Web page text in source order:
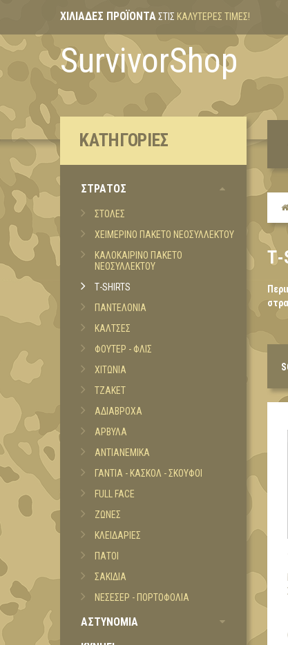
ΧΙΛΙΆΔΕΣ ΠΡΟΪΌΝΤΑΣΤΙΣ ΚΑΛΎΤΕΡΕΣ ΤΙΜΈΣ!
SurvivorShop
ΚΑΤΗΓΟΡΊΕΣ
ΣΤΡΑΤΟΣ
ΣΤΟΛΕΣ
ΧΕΙΜΕΡΙΝΟ ΠΑΚΕΤΟ ΝΕΟΣΥΛΛΕΚΤΟΥ
ΚΑΛΟΚΑΙΡΙΝΟ ΠΑΚΕΤΟ
ΝΕΟΣΥΛΛΕΚΤΟΥ
Τ-SHIRTS
ΠΑΝΤΕΛΟΝΙΑ
ΚΑΛΤΣΕΣ
ΦΟΥΤΕΡ - ΦΛΙΣ
ΧΙΤΩΝΙΑ
ΤΖΑΚΕΤ
ΑΔΙΑΒΡΟΧΑ
ΑΡΒΥΛΑ
ΑΝΤΙΑΝΕΜΙΚΑ
ΓΑΝΤΙΑ - ΚΑΣΚΟΛ - ΣΚΟΥΦΟΙ
FULL FACE
ΖΩΝΕΣ
ΚΛΕΙΔΑΡΙΕΣ
ΠΑΤΟΙ
ΣΑΚΙΔΙΑ
ΝΕΣΕΣΕΡ - ΠΟΡΤΟΦΟΛΙΑ
ΑΣΤΥΝΟΜΙΑ
Τ-